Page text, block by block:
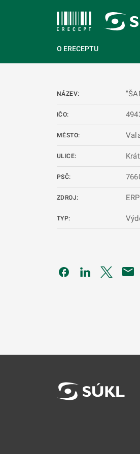
O ERECEPTU
NÁZEV:
IČO:
MĚSTO:
ULICE:
PSČ:
ZDROJ: ERP
TYP:
Odkaz se otevře
Odkaz se